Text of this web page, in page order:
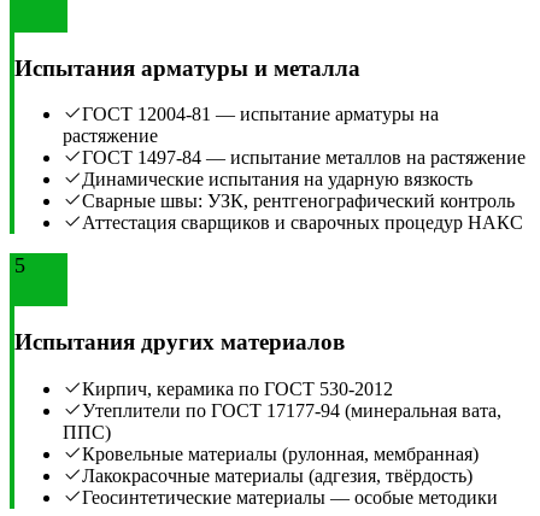
Испытания арматуры и металла
ГОСТ 12004-81 — испытание арматуры на
растяжение
ГОСТ 1497-84 — испытание металлов на растяжение
Динамические испытания на ударную вязкость
Сварные швы: УЗК, рентгенографический контроль
Аттестация сварщиков и сварочных процедур НАКС
5
Испытания других материалов
Кирпич, керамика по ГОСТ 530-2012
Утеплители по ГОСТ 17177-94 (минеральная вата,
ППС)
Кровельные материалы (рулонная, мембранная)
Лакокрасочные материалы (адгезия, твёрдость)
Геосинтетические материалы — особые методики